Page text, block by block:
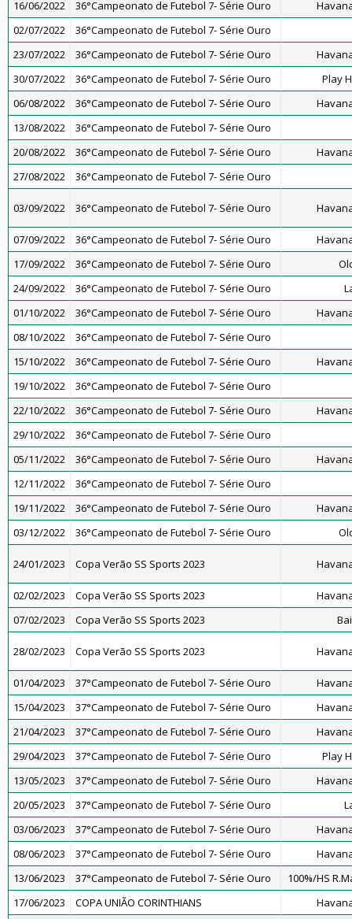
16/06/2022 36°Campeonato de Futebol 7- Série Ouro
02/07/2022
36°Campeonato de Futebol 7- Série Ouro
23/07/2022
36°Campeonato de Futebol 7- Série Ouro
30/07/2022
36°Campeonato de Futebol 7- Série Ouro
Play
06/08/2022
36°Campeonato de Futebol 7- Série Ouro
13/08/2022
36°Campeonato de Futebol 7- Série Ouro
20/08/2022
36°Campeonato de Futebol 7- Série Ouro
27/08/2022
36°Campeonato de Futebol 7- Série Ouro
03/09/2022 36°Campeonato de Futebol 7- Série Ouro
07/09/2022 36°Campeonato de Futebol 7- Série Ouro
17/09/2022
36°Campeonato de Futebol 7- Série Ouro
24/09/2022
36°Campeonato de Futebol 7- Série Ouro
01/10/2022
36°Campeonato de Futebol 7- Série Ouro
08/10/2022
36°Campeonato de Futebol 7- Série Ouro
15/10/2022
36°Campeonato de Futebol 7- Série Ouro
19/10/2022
36°Campeonato de Futebol 7- Série Ouro
22/10/2022
36°Campeonato de Futebol 7- Série Ouro
29/10/2022
36°Campeonato de Futebol 7- Série Ouro
05/11/2022
36°Campeonato de Futebol 7- Série Ouro
12/11/2022
36°Campeonato de Futebol 7- Série Ouro
19/11/2022
36°Campeonato de Futebol 7- Série Ouro
03/12/2022
36°Campeonato de Futebol 7- Série Ouro
24/01/2023 Copa Verão SS Sports 2023
02/02/2023 Copa Verão SS Sports 2023
07/02/2023
Copa Verão SS Sports 2023
28/02/2023 Copa Verão SS Sports 2023
01/04/2023 37°Campeonato de Futebol 7- Série Ouro
15/04/2023
37°Campeonato de Futebol 7- Série Ouro
21/04/2023
37°Campeonato de Futebol 7- Série Ouro
29/04/2023
37°Campeonato de Futebol 7- Série Ouro
Play
13/05/2023
37°Campeonato de Futebol 7- Série Ouro
20/05/2023
37°Campeonato de Futebol 7- Série Ouro
03/06/2023
37°Campeonato de Futebol 7- Série Ouro
08/06/2023
37°Campeonato de Futebol 7- Série Ouro
13/06/2023
37°Campeonato de Futebol 7- Série Ouro
100%/HS
17/06/2023
COPA UNIÃO CORINTHIANS